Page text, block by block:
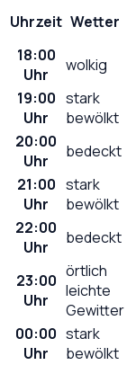
Uhrzeit Wetter
18:00
Uhr
wolkig
19:00
Uhr
stark
bewölkt
20:00
Uhr
bedeckt
21:00
Uhr
stark
bewölkt
22:00
Uhr
bedeckt
23:00
Uhr
örtlich
leichte
Gewitter
00:00
Uhr
stark
bewölkt